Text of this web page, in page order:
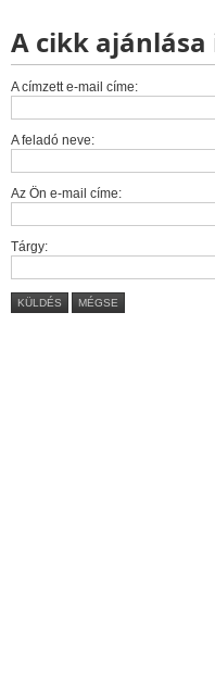
A cikk
A címzett e-mail címe:
A feladó neve:
Az Ön e-mail címe:
Tárgy:
KÜLDÉS MÉGSE